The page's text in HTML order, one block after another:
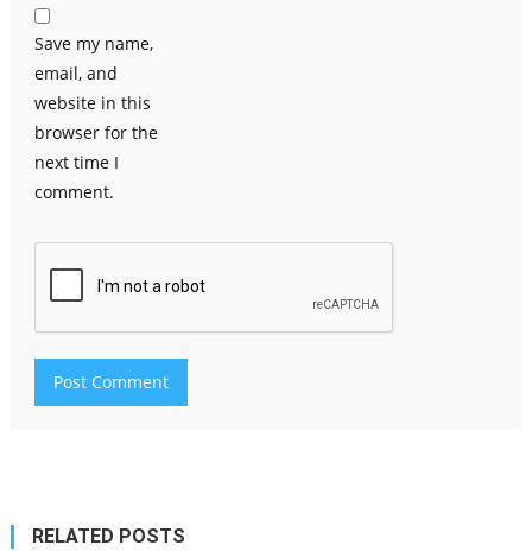
Save my name,
email, and
website in this
browser for the
next time I
comment.
RELATED POSTS